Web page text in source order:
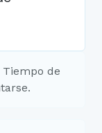
Tiempo de